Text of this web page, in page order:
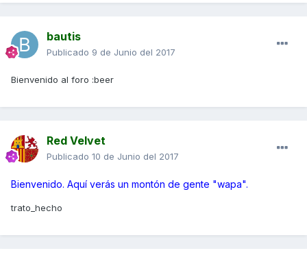
bautis
Publicado 9 de Junio del 2017
Bienvenido al foro :beer
Red Velvet
Publicado 10 de Junio del 2017
Bienvenido. Aquí verás un montón de gente "wapa".
trato_hecho